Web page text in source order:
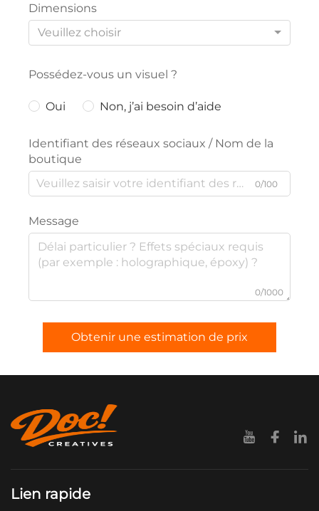
Dimensions
Veuillez choisir
Possédez-vous un visuel ?
Oui Non, j’ai besoin d’aide
Identifiant des réseaux sociaux / Nom de la
boutique
0/100
Message
0/1000
Obtenir une estimation de prix
Lien rapide